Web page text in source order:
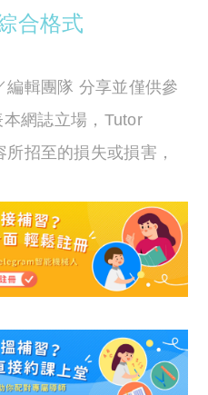
合格式
輯團隊 分享並僅供參
網誌立場，Tutor
招至的損失或損害，